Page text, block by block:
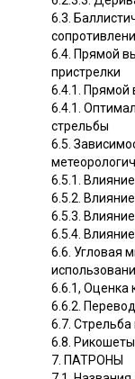
6.3.
6.4. Прямой
пристрелки
6.4.1. Прямой
6.4.1.
стрельбы
6.5.
6.5.1.
6.5.2.
6.5.3.
6.5.4.
6.6. Угловая
6.6.1, Оценка
6.6.2.
6.7. Стрельба
6.8. Рикошеты
7. ПАТРОНЫ